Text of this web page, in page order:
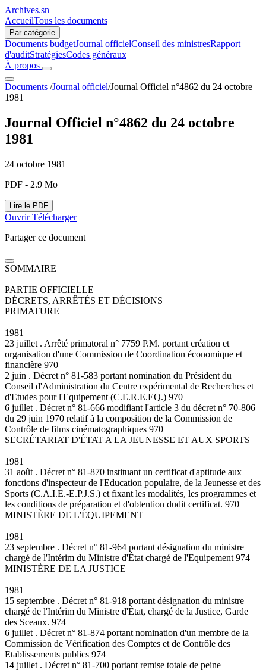
Archives.sn
AccueilTous les documents
Par catégorie
Documents budgetJournal officielConseil des ministresRapport
d'auditStratégiesCodes généraux
À propos
Documents /Journal officiel/Journal Officiel n°4862 du 24 octobre
1981
Journal Officiel n°4862 du 24 octobre
1981
24 octobre 1981
PDF - 2.9 Mo
Lire le PDF
OuvrirTélécharger
Partager ce document
SOMMAIRE
PARTIE OFFICIELLE
DÉCRETS, ARRÊTÉS ET DÉCISIONS
PRIMATURE
1981
23 juillet . Arrêté primatoral n° 7759 P.M. portant création et
organisation d'une Commission de Coordination économique et
financière 970
2 juin . Décret n° 81-583 portant nomination du Président du
Conseil d'Administration du Centre expérimental de Recherches et
d'Etudes pour l'Equipement (C.E.R.E.EQ.) 970
6 juillet . Décret n° 81-666 modifiant l'article 3 du décret n° 70-806
du 29 juin 1970 relatif à la composition de la Commission de
Contrôle de films cinématographiques 970
SECRÉTARIAT D'ÉTAT A LA JEUNESSE ET AUX SPORTS
1981
31 août . Décret n° 81-870 instituant un certificat d'aptitude aux
fonctions d'inspecteur de l'Education populaire, de la Jeunesse et des
Sports (C.A.I.E.-E.P.J.S.) et fixant les modalités, les programmes et
les conditions de préparation et d'obtention dudit certificat. 970
MINISTÈRE DE L'ÉQUIPEMENT
1981
23 septembre . Décret n° 81-964 portant désignation du ministre
chargé de l'Intérim du Ministre d'État chargé de l'Equipement 974
MINISTÈRE DE LA JUSTICE
1981
15 septembre . Décret n° 81-918 portant désignation du ministre
chargé de l'Intérim du Ministre d'État, chargé de la Justice, Garde
des Sceaux. 974
6 juillet . Décret n° 81-874 portant nomination d'un membre de la
Commission de Vérification des Comptes et de Contrôle des
Etablissements publics 974
14 juillet . Décret n° 81-700 portant remise totale de peine